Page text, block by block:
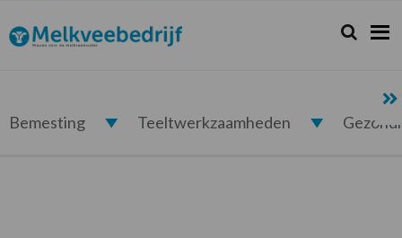
de
hoofdnavigatie
de
hoofd
de
eerste
de
voettekst
Melkveebedrijf.nl Zoeken...
Zoek
Bemesting Teeltwerkzaamheden